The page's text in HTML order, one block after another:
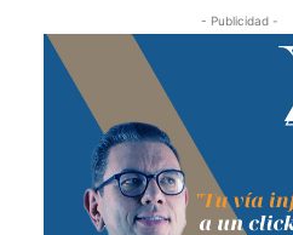
- Publicidad -